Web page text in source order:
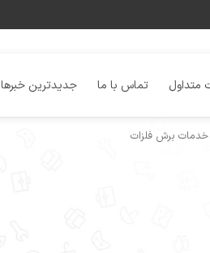
متداول تماس با ما جدیدترین خبرها
برش فلزات